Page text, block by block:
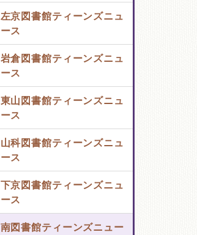
左京図書館ティーンズニュ
ース
岩倉図書館ティーンズニュ
ース
東山図書館ティーンズニュ
ース
山科図書館ティーンズニュ
ース
下京図書館ティーンズニュ
ース
南図書館ティーンズニュー